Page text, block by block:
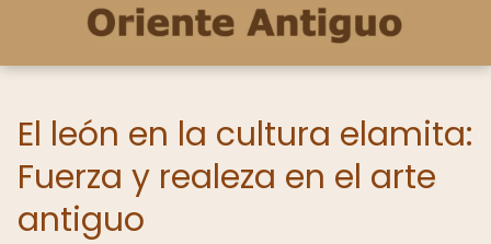
El león en la cultura elamita:
Fuerza y realeza en el arte
antiguo